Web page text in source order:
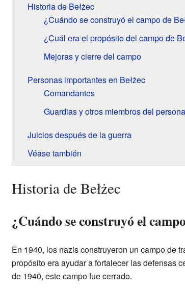
Historia de Bełżec
¿Cuándo se construyó el campo de
¿Cuál era el propósito del campo de
Mejoras y cierre del campo
Personas importantes en Bełżec
Comandantes
Guardias y otros miembros del
Juicios después de la guerra
Véase también
Historia de Bełżec
¿Cuándo se construyó el
En 1940, los nazis construyeron un campo de
propósito era ayudar a fortalecer las defensas
de 1940, este campo fue cerrado.